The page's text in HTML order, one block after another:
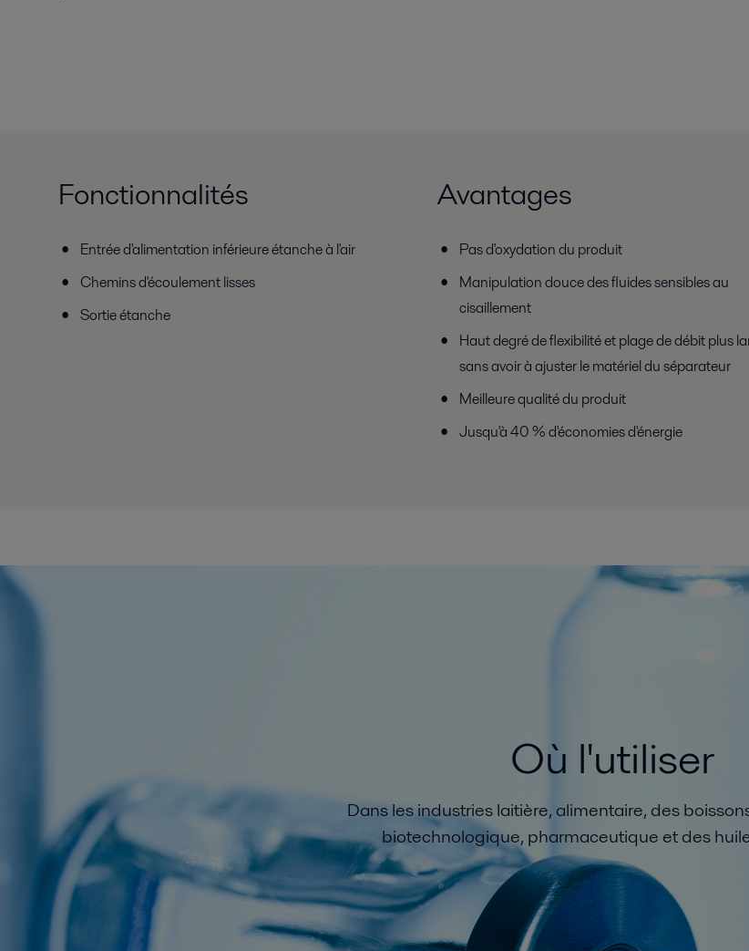
Fonctionnalités
Entrée d'alimentation inférieure étanche à l'air
Chemins d'écoulement lisses
Sortie étanche
Avantages
Pas d'oxydation du produit
Manipulation douce des fluides sensibles au
cisaillement
Haut degré de flexibilité et plage de débit plus
sans avoir à ajuster le matériel du séparateur
Meilleure qualité du produit
Jusqu'à 40 % d'économies d'énergie
Où l'utiliser
Dans les industries laitière, alimentaire, des
biotechnologique, pharmaceutique et des